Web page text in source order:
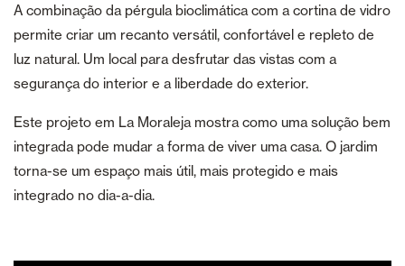
A combinação da pérgula bioclimática com a cortina de vidro
permite criar um recanto versátil, confortável e repleto de
luz natural. Um local para desfrutar das vistas com a
segurança do interior e a liberdade do exterior.
Este projeto em La Moraleja mostra como uma solução bem
integrada pode mudar a forma de viver uma casa. O jardim
torna-se um espaço mais útil, mais protegido e mais
integrado no dia-a-dia.